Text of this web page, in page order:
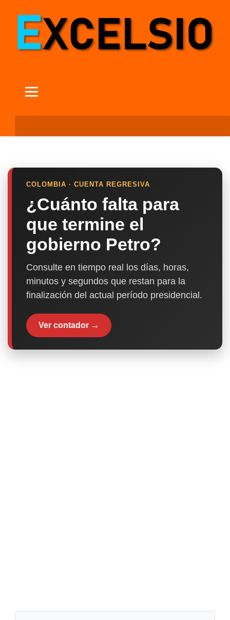
COLOMBIA · CUENTA REGRESIVA
¿Cuánto falta para
que termine el
gobierno Petro?
Consulte en tiempo real los días, horas,
minutos y segundos que restan para la
finalización del actual período presidencial.
Ver contador →